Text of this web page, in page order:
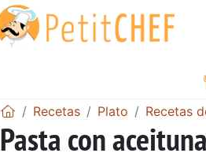
Recetas Plato Recetas
Pasta con